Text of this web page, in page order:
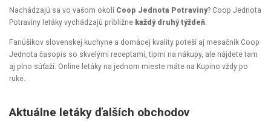
Nachádzajú sa vo vašom okolí Coop Jednota Potraviny? Coop Jednota
Potraviny letáky vychádzajú približne každý druhý týždeň.
Fanúšikov slovenskej kuchyne a domácej kvality poteší aj mesačník Coop
Jednota časopis so skvelými receptami, tipmi na nákupy, ale nájdete tam
aj plno súťaží. Online letáky na jednom mieste máte na Kupino vždy po
ruke.
Aktuálne letáky ďalších obchodov